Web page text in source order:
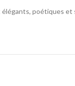
poétiques et